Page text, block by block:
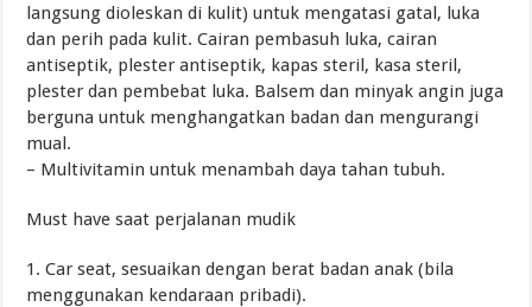
langsung dioleskan di kulit) untuk mengatasi gatal, luka
dan perih pada kulit. Cairan pembasuh luka, cairan
antiseptik, plester antiseptik, kapas steril, kasa steril,
plester dan pembebat luka. Balsem dan minyak angin juga
berguna untuk menghangatkan badan dan mengurangi
mual.
– Multivitamin untuk menambah daya tahan tubuh.
Must have saat perjalanan mudik
1. Car seat, sesuaikan dengan berat badan anak (bila
menggunakan kendaraan pribadi).